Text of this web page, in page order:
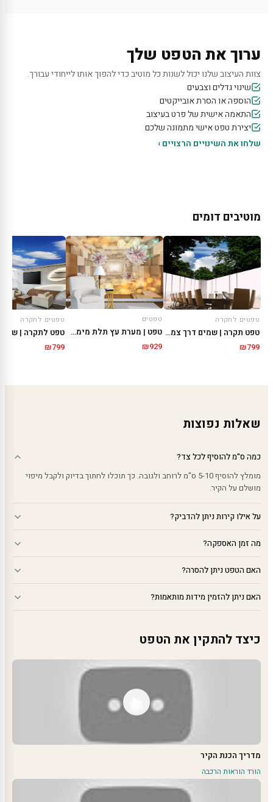
ערוך את הטפט שלך
צוות העיצוב שלנו יכול לשנות כל מוטיב כדי להפוך אותו לייחודי עבורך.
שינוי גדלים וצבעים
הוספה או הסרת אובייקטים
התאמה אישית של פרט בעיצוב
יצירת טפט אישי מתמונה שלכם
שלחו את השינויים הרצויים ›
מוטיבים דומים
טפטים לתקרה
טפט תקרה | שמים דרך צמחייה
₪799
טפטים
טפט | מערת עץ תלת מימדית
₪929
טפטים לתקרה
טפט לתקרה |
₪799
שאלות נפוצות
כמה ס"מ להוסיף לכל צד?
מומלץ להוסיף 5-10 ס"מ לרוחב ולגובה. כך תוכלו לחתוך בדיוק ולקבל מיפוי
מושלם על הקיר.
על אילו קירות ניתן להדביק?
מה זמן האספקה?
האם הטפט ניתן להסרה?
האם ניתן להזמין מידות מותאמות?
כיצד להתקין את הטפט
מדריך הכנת הקיר
הורד הוראות הרכבה